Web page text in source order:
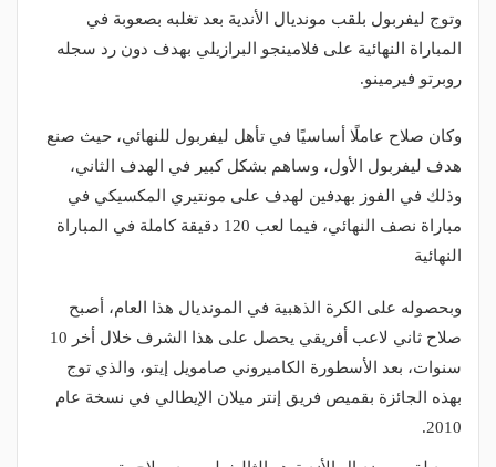
وتوج ليفربول بلقب مونديال الأندية بعد تغلبه بصعوبة في
المباراة النهائية على فلامينجو البرازيلي بهدف دون رد سجله
روبرتو فيرمينو.
وكان صلاح عاملًا أساسيًا في تأهل ليفربول للنهائي، حيث صنع
هدف ليفربول الأول، وساهم بشكل كبير في الهدف الثاني،
وذلك في الفوز بهدفين لهدف على مونتيري المكسيكي في
مباراة نصف النهائي، فيما لعب 120 دقيقة كاملة في المباراة
النهائية
وبحصوله على الكرة الذهبية في المونديال هذا العام، أصبح
صلاح ثاني لاعب أفريقي يحصل على هذا الشرف خلال أخر 10
سنوات، بعد الأسطورة الكاميروني صامويل إيتو، والذي توج
بهذه الجائزة بقميص فريق إنتر ميلان الإيطالي في نسخة عام
2010.